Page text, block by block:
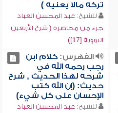
تركه مالا يعنيه )
للشيخ: عبد المحسن العباد
جزء من محاضرة ( شرح الأربعين
النووية [17])
الفهرس:كلام ابن
رجب رحمه الله في
شرحه لهذا الحديث , شرح
حديث: (إن الله كتب
الإحسان على كل شيء)
للشيخ: عبد المحسن العباد